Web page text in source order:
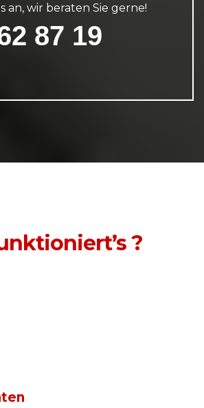
an, wir beraten Sie gerne!
87 19
?